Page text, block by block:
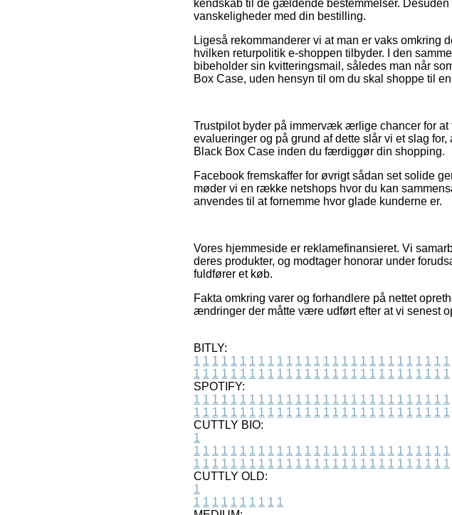
kendskab til de gældende bestemmelser.
vanskeligheder med din bestilling.
Ligeså rekommanderer vi at man er vaks omkring
hvilken returpolitik e-shoppen tilbyder. I den
bibeholder sin kvitteringsmail, således man når
Box Case, uden hensyn til om du skal shoppe til
Trustpilot byder på immervæk ærlige chancer for
evalueringer og på grund af dette slår vi et slag
Black Box Case inden du færdiggør din shopping.
Facebook fremskaffer for øvrigt sådan set solide
møder vi en række netshops hvor du kan
anvendes til at fornemme hvor glade kunderne er.
Vores hjemmeside er reklamefinansieret. Vi
deres produkter, og modtager honorar under
fuldfører et køb.
Fakta omkring varer og forhandlere på nettet
ændringer der måtte være udført efter at vi senest
BITLY:
1 1 1 1 1 1 1 1 1 1 1 1 1 1 1 1 1 1 1 1 1 1 1 1 1 1 1 1
1 1 1 1 1 1 1 1 1 1 1 1 1 1 1 1 1 1 1 1 1 1 1 1 1 1 1 1
SPOTIFY:
1 1 1 1 1 1 1 1 1 1 1 1 1 1 1 1 1 1 1 1 1 1 1 1 1 1 1 1
1 1 1 1 1 1 1 1 1 1 1 1 1 1 1 1 1 1 1 1 1 1 1 1 1 1 1 1
CUTTLY BIO:
1
1 1 1 1 1 1 1 1 1 1 1 1 1 1 1 1 1 1 1 1 1 1 1 1 1 1 1 1
1 1 1 1 1 1 1 1 1 1 1 1 1 1 1 1 1 1 1 1 1 1 1 1 1 1 1 1
CUTTLY OLD:
1
1 1 1 1 1 1 1 1 1 1